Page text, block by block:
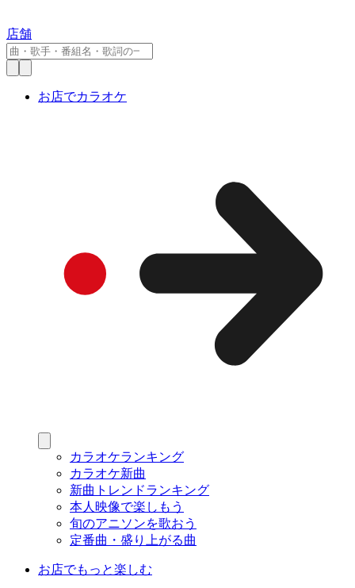
店舗
お店でカラオケ
カラオケランキング
カラオケ新曲
新曲トレンドランキング
本人映像で楽しもう
旬のアニソンを歌おう
定番曲・盛り上がる曲
お店でもっと楽しむ